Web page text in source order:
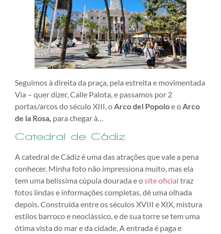
Seguimos à direita da praça, pela estreita e movimentada
Via – quer dizer, Calle Palota, e passamos por 2
portas/arcos do século XIII, o Arco del Popoloe o Arco
de la Rosa, para chegar à…
Catedral de Cádiz
A catedral de Cádiz é uma das atrações que vale a pena
conhecer. Minha foto não impressiona muito, mas ela
tem uma belíssima cúpula dourada e ositeoficial traz
fotos lindas e informações completas, dê uma olhada
depois. Construída entre os séculos XVIII e XIX, mistura
estilos barroco e neoclássico, e de sua torre se tem uma
ótima vista do mar e da cidade. A entrada é paga e